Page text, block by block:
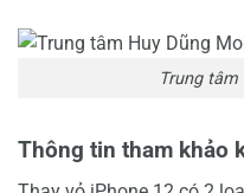
Trung tâm
Thông tin tham khảo